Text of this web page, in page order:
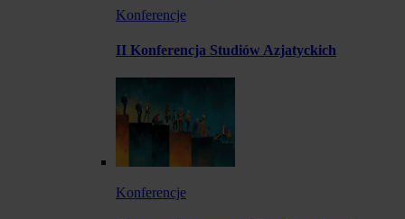
Konferencje
II Konferencja Studiów Azjatyckich
Konferencje